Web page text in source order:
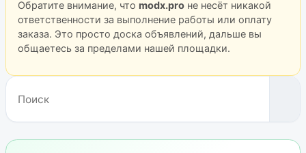
Обратите внимание, что modx.proне несёт никакой
ответственности за выполнение работы или оплату
заказа. Это просто доска объявлений, дальше вы
общаетесь за пределами нашей площадки.